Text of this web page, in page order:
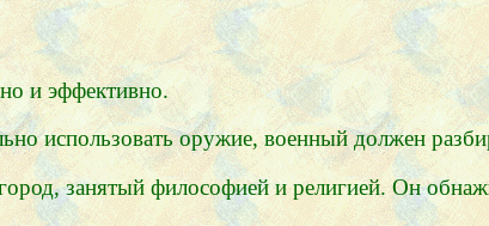
и эффективно.
использовать оружие, военный должен
занятый философией и религией. Он